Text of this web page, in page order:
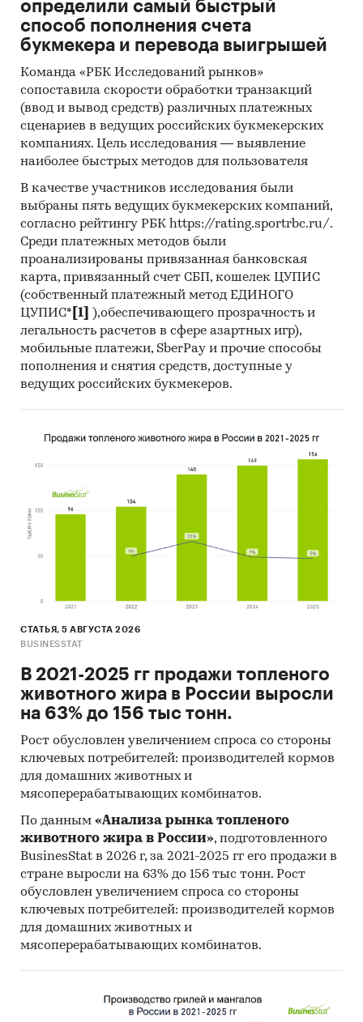
Кабинетное исследование. Поиск и анализ
информации из различных источников,
проведение расчетов. Статистика и
аналитика
Прогноз ГидМаркет. Современные
статистические методы прогнозирования с
поправкой на мнение экспертов.
Отчет отражает мнение авторов и не является
инвестиционной рекомендацией
Категории: Потребительские товары /
Автомобили, мотоциклы
Россия
определили самый быстрый
способ пополнения счета
букмекера и перевода выигрышей
Команда «РБК Исследований рынков»
сопоставила скорости обработки транзакций
(ввод и вывод средств) различных платежных
сценариев в ведущих российских букмекерских
компаниях. Цель исследования — выявление
наиболее быстрых методов для пользователя
В качестве участников исследования были
выбраны пять ведущих букмекерских компаний,
согласно рейтингу РБК https://rating.sportrbc.ru/.
Среди платежных методов были
проанализированы привязанная банковская
карта, привязанный счет СБП, кошелек ЦУПИС
(собственный платежный метод ЕДИНОГО
ЦУПИС* [1]
),обеспечивающего прозрачность и
легальность расчетов в сфере азартных игр),
мобильные платежи, SberPay и прочие способы
пополнения и снятия средств, доступные у
ведущих российских букмекеров.
СТАТЬЯ, 5 АВГУСТА 2026
BUSINESSTAT
В 2021-2025 гг продажи топленого
животного жира в России выросли
на 63% до 156 тыс тонн.
Рост обусловлен увеличением спроса со стороны
ключевых потребителей: производителей кормов
для домашних животных и
мясоперерабатывающих комбинатов.
По данным «Анализа рынка топленого
животного жира в России», подготовленного
BusinesStat в 2026 г, за 2021-2025 гг его продажи в
стране выросли на 63% до 156 тыс тонн. Рост
обусловлен увеличением спроса со стороны
ключевых потребителей: производителей кормов
для домашних животных и
мясоперерабатывающих комбинатов.